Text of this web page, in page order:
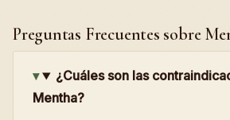
Preguntas Frecuentes sobre
¿Cuáles son las
Mentha?